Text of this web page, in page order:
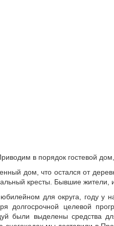
в порядок гостевой
дом, что остался от
кресты. Бывшие жители,
для округа, году у
долгосрочной целевой
были выделены средства